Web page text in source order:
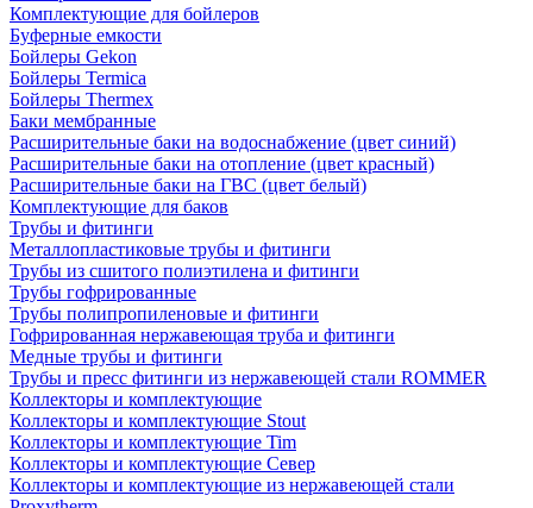
Комплектующие для бойлеров
Буферные емкости
Бойлеры Gekon
Бойлеры Termica
Бойлеры Thermex
Баки мембранные
Расширительные баки на водоснабжение (цвет синий)
Расширительные баки на отопление (цвет красный)
Расширительные баки на ГВС (цвет белый)
Комплектующие для баков
Трубы и фитинги
Металлопластиковые трубы и фитинги
Трубы из сшитого полиэтилена и фитинги
Трубы гофрированные
Трубы полипропиленовые и фитинги
Гофрированная нержавеющая труба и фитинги
Медные трубы и фитинги
Трубы и пресс фитинги из нержавеющей стали ROMMER
Коллекторы и комплектующие
Коллекторы и комплектующие Stout
Коллекторы и комплектующие Tim
Коллекторы и комплектующие Север
Коллекторы и комплектующие из нержавеющей стали